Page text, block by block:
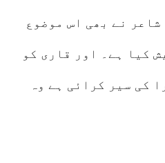
نے بھی اس موضوع
کیا ہے۔ اور قاری کو
کی سیر کرائی ہے وہ